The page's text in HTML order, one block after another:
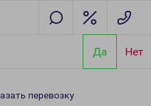
Да Нет
перевозку